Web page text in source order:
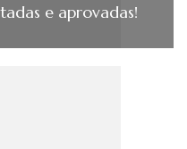
e aprovadas!